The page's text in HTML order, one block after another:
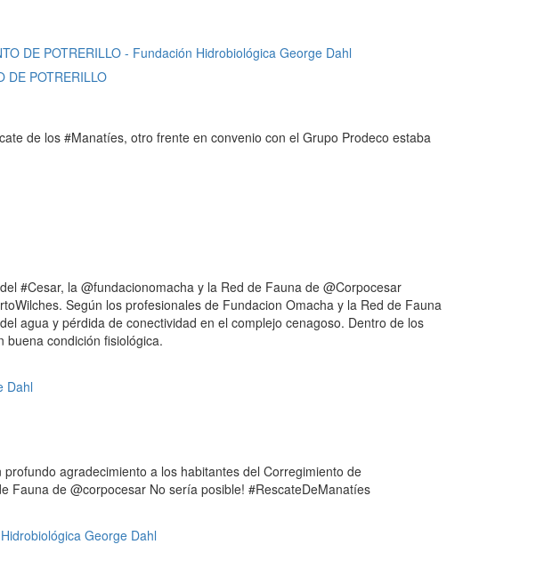
DE POTRERILLO
de los #Manatíes, otro frente en convenio con el Grupo Prodeco estaba
#Cesar, la @fundacionomacha y la Red de Fauna de @Corpocesar
Según los profesionales de Fundacion Omacha y la Red de Fauna
agua y pérdida de conectividad en el complejo cenagoso. Dentro de los
buena condición fisiológica.
agradecimiento a los habitantes del Corregimiento de
Fauna de @corpocesar No sería posible! #RescateDeManatíes